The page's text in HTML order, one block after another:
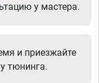
у мастера.
и приезжайте
тюнинга.